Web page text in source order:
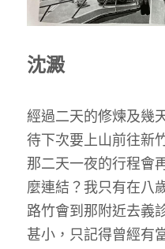
沈澱
經過二天的修煉及幾
待下次要上山前往新
那二天一夜的行程會
麼連結？我只有在八
路竹會到那附近去義
甚小，只記得曾經有